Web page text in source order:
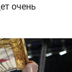
очень